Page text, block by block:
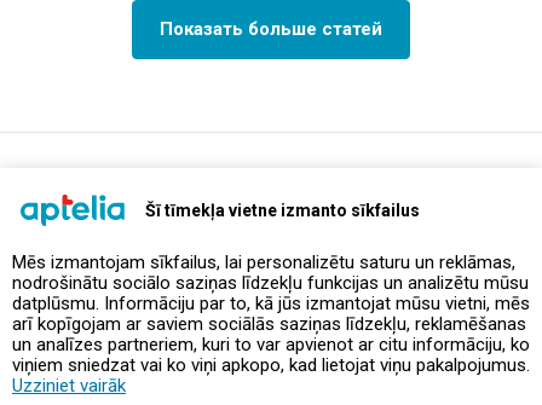
Šī tīmekļa vietne izmanto sīkfailus
Mēs izmantojam sīkfailus, lai personalizētu saturu un reklāmas,
nodrošinātu sociālo saziņas līdzekļu funkcijas un analizētu mūsu
datplūsmu. Informāciju par to, kā jūs izmantojat mūsu vietni, mēs
arī kopīgojam ar saviem sociālās saziņas līdzekļu, reklamēšanas
un analīzes partneriem, kuri to var apvienot ar citu informāciju, ko
viņiem sniedzat vai ko viņi apkopo, kad lietojat viņu pakalpojumus.
Uzziniet vairāk
Показать больше статей
Предложения и акции
Контакты